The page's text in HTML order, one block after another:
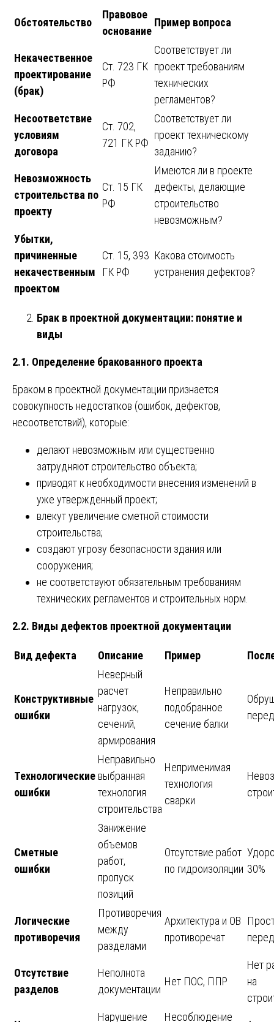
Обстоятельство
Правовое
основание
Пример вопроса
Некачественное
проектирование
(брак)
Ст. 723 ГК
РФ
Соответствует ли
проект требованиям
технических
регламентов?
Несоответствие
условиям
договора
Ст. 702,
721 ГК РФ
Соответствует ли
проект техническому
заданию?
Невозможность
строительства по
проекту
Ст. 15 ГК
РФ
Имеются ли в проекте
дефекты, делающие
строительство
невозможным?
Убытки,
причиненные
некачественным
проектом
Ст. 15, 393
ГК РФ
Какова стоимость
устранения дефектов?
Брак в проектной документации: понятие и
виды
2.1. Определение бракованного проекта
Браком в проектной документации признается
совокупность недостатков (ошибок, дефектов,
несоответствий), которые:
делают невозможным или существенно
затрудняют строительство объекта;
приводят к необходимости внесения изменений в
уже утвержденный проект;
влекут увеличение сметной стоимости
строительства;
создают угрозу безопасности здания или
сооружения;
не соответствуют обязательным требованиям
технических регламентов и строительных норм.
2.2. Виды дефектов проектной документации
Вид дефекта Описание Пример
Конструктивные
ошибки
Неверный
расчет
нагрузок,
сечений,
армирования
Неправильно
подобранное
сечение балки
Технологические
ошибки
Неправильно
выбранная
технология
строительства
Неприменимая
технология
сварки
Сметные
ошибки
Занижение
объемов
работ,
пропуск
позиций
Отсутствие работ
по гидроизоляции 30%
Логические
противоречия
Противоречия
между
разделами
Архитектура и ОВ
противоречат
Отсутствие
разделов
Неполнота
документации
Нет ПОС, ППР
Нет
на
Нарушение Несоблюдение